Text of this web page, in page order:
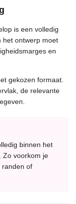
is een volledig
het ontwerp moet
en
gekozen formaat.
de relevante
binnen het
Zo voorkom je
randen of